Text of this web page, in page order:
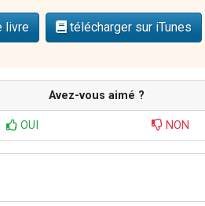
livre télécharger sur iTunes
Avez-vous aimé ?
OUI NON